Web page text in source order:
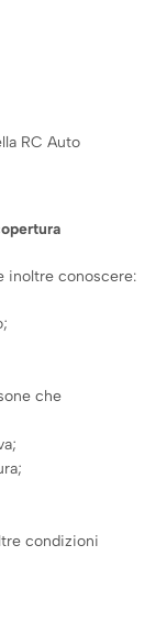
RC Auto
inoltre conoscere:
che
condizioni